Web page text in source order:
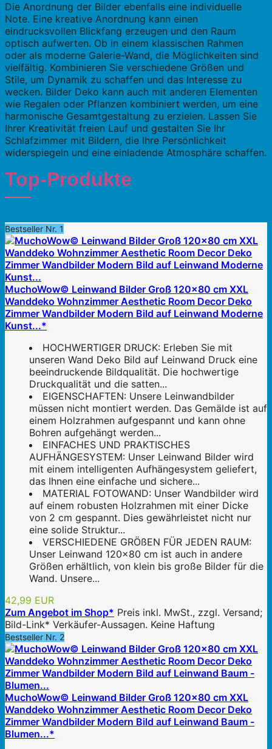
Die Anordnung der Bilder ebenfalls eine individuelle
Note. Eine kreative Anordnung kann einen
eindrucksvollen Blickfang erzeugen und den Raum
optisch aufwerten. Ob in einem klassischen Rahmen
oder als moderne Galerie-Wand, die Möglichkeiten sind
vielfältig. Kombinieren Sie verschiedene Größen und
Stile, um Dynamik zu schaffen und das Interesse zu
wecken. Bilder Deko kann auch mit anderen Elementen
wie Regalen oder Pflanzen kombiniert werden, um eine
harmonische Gesamtgestaltung zu erzielen. Lassen Sie
Ihrer Kreativität freien Lauf und gestalten Sie Ihr
Schlafzimmer mit Bildern, die Ihre Persönlichkeit
widerspiegeln und eine einladende Atmosphäre schaffen.
Top-Produkte
Bestseller Nr. 1
MuchoWow© Leinwand Bilder Groß 120x80 cm XXL
Wanddeko Wohnzimmer Aesthetic Room Decor Deko
Zimmer Wandbilder Modern Bild auf Leinwand Moderne
Kunst...*
HOCHWERTIGER DRUCK: Erleben Sie mit
unseren Wand Deko Bild auf Leinwand Druck eine
beeindruckende Bildqualität. Die hochwertige
Druckqualität und die satten...
EIGENSCHAFTEN: Unsere Leinwandbilder
müssen nicht montiert werden. Das Gemälde ist auf
einem Holzrahmen aufgespannt und kann ohne
Bohren aufgehängt werden...
EINFACHES UND PRAKTISCHES
AUFHÄNGESYSTEM: Unser Leinwand Bilder wird
mit einem intelligenten Aufhängesystem geliefert,
das Ihnen eine einfache und sichere...
MATERIAL FOTOWAND: Unser Wandbilder wird
auf einem robusten Holzrahmen mit einer Dicke
von 2 cm gespannt. Dies gewährleistet nicht nur
eine solide Struktur...
VERSCHIEDENE GRÖßEN FÜR JEDEN RAUM:
Unser Leinwand 120x80 cm ist auch in andere
Größen erhältlich, von klein bis große Bilder für die
Wand. Unsere...
42,99 EUR
Zum Angebot im Shop* Preis inkl. MwSt., zzgl. Versand;
Bild-Link* Verkäufer-Aussagen. Keine Haftung
Bestseller Nr. 2
MuchoWow© Leinwand Bilder Groß 120x80 cm XXL
Wanddeko Wohnzimmer Aesthetic Room Decor Deko
Zimmer Wandbilder Modern Bild auf Leinwand Baum -
Blumen...*